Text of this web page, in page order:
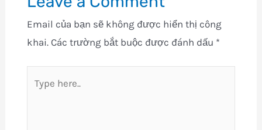
Email của bạn sẽ không được hiển thị công
khai. Các trường bắt buộc được đánh dấu *
here..